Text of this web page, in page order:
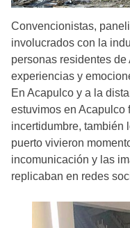
Convencionistas,
involucrados con la
personas residentes
experiencias y
En Acapulco y a la
estuvimos en Acapulco
incertidumbre, también
puerto vivieron
incomunicación y las
replicaban en redes